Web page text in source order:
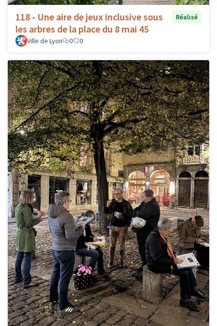
118 - Une aire de jeux inclusive sous
les arbres de la place du 8 mai 45
Réalisé
Ville de Lyon 0 0